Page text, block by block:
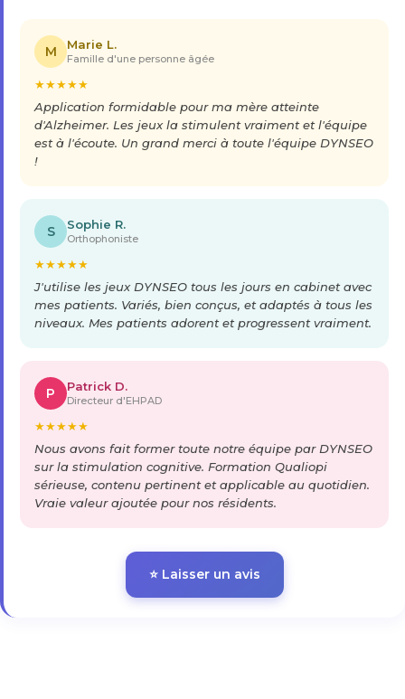
M Marie L.
Famille d'une personne âgée
★★★★★
Application formidable pour ma mère atteinte
d'Alzheimer. Les jeux la stimulent vraiment et l'équipe
est à l'écoute. Un grand merci à toute l'équipe DYNSEO
!
S Sophie R.
Orthophoniste
★★★★★
J'utilise les jeux DYNSEO tous les jours en cabinet avec
mes patients. Variés, bien conçus, et adaptés à tous les
niveaux. Mes patients adorent et progressent vraiment.
P Patrick D.
Directeur d'EHPAD
★★★★★
Nous avons fait former toute notre équipe par DYNSEO
sur la stimulation cognitive. Formation Qualiopi
sérieuse, contenu pertinent et applicable au quotidien.
Vraie valeur ajoutée pour nos résidents.
⭐ Laisser un avis